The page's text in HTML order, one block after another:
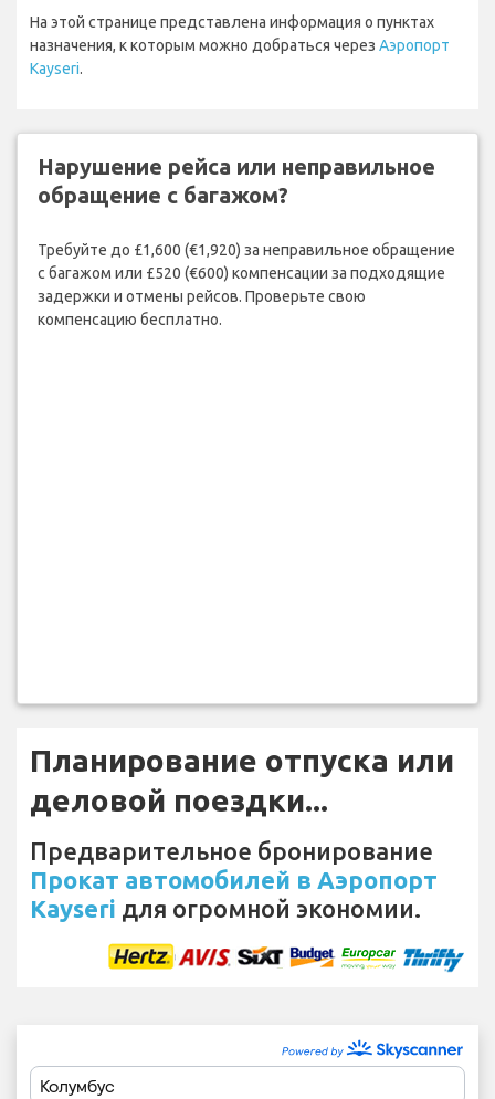
На этой странице представлена информация о пунктах
назначения, к которым можно добраться через Аэропорт
Kayseri.
Нарушение рейса или неправильное
обращение с багажом?
Требуйте до £1,600 (€1,920) за неправильное обращение
с багажом или £520 (€600) компенсации за подходящие
задержки и отмены рейсов. Проверьте свою
компенсацию бесплатно.
Планирование отпуска или
деловой поездки...
Предварительное бронирование
Прокат автомобилей в Аэропорт
Kayseri для огромной экономии.